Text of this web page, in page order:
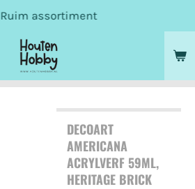
Ruim assortiment
DECOART
AMERICANA
ACRYLVERF 59ML,
HERITAGE BRICK